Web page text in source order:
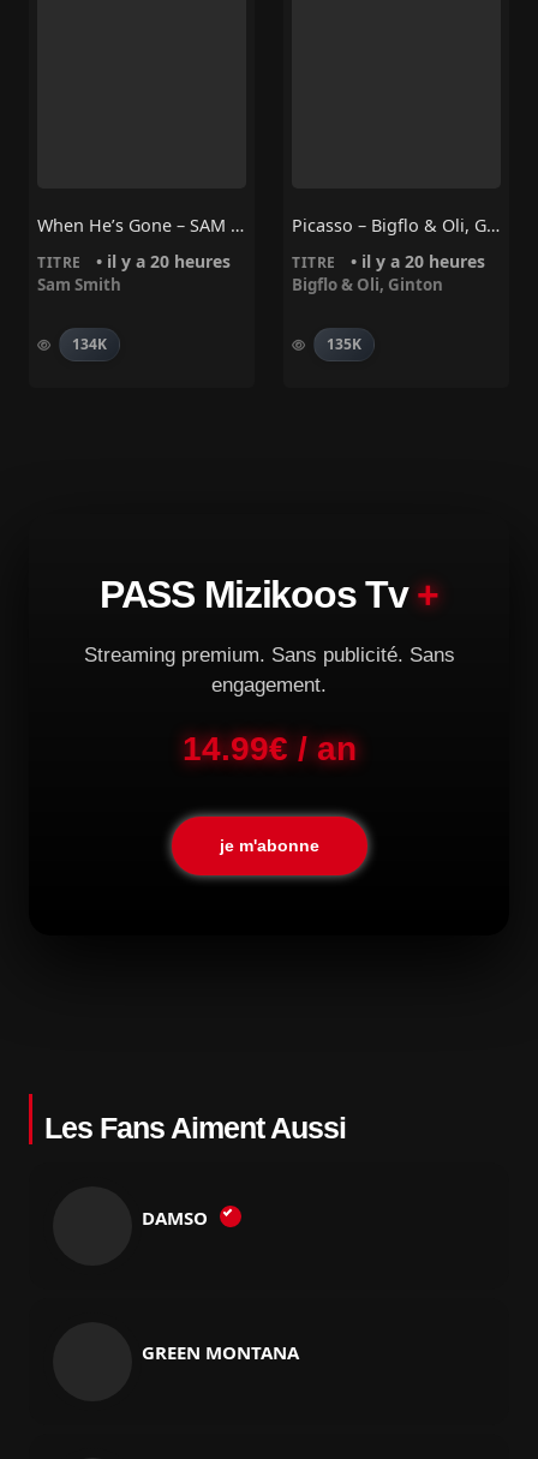
When He’s Gone – SAM SMITH
TITRE • il y a 20 heures
Sam Smith
134K
Picasso – Bigflo & Oli, Ginton
TITRE • il y a 20 heures
Bigflo & Oli, Ginton
135K
PASS Mizikoos Tv+
Streaming premium. Sans publicité. Sans
engagement.
14.99€ / an
je m'abonne
Les Fans Aiment Aussi
DAMSO
GREEN MONTANA